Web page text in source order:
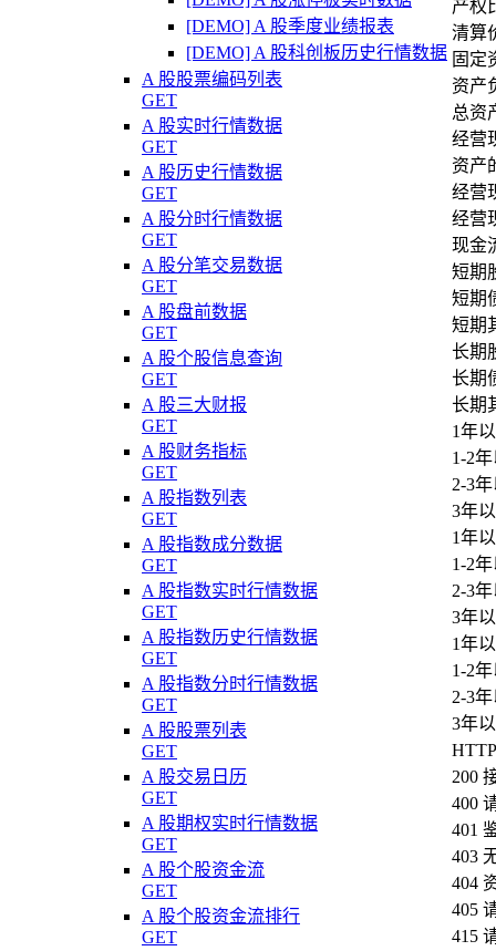
[DEMO] A 股季度业绩报表
[DEMO] A 股科创板历史行情数据
A 股股票编码列表
GET
A 股实时行情数据
GET
A 股历史行情数据
GET
A 股分时行情数据
GET
A 股分笔交易数据
GET
A 股盘前数据
GET
A 股个股信息查询
GET
A 股三大财报
GET
A 股财务指标
GET
A 股指数列表
GET
A 股指数成分数据
GET
A 股指数实时行情数据
GET
A 股指数历史行情数据
GET
A 股指数分时行情数据
GET
A 股股票列表
GET
A 股交易日历
GET
A 股期权实时行情数据
GET
A 股个股资金流
GET
A 股个股资金流排行
GET
产权
清算
固定
资产
总资
经营
资产
经营
经营
现金
短期
短期
短期
长期
长期
长期
1年
1-2
2-3
3年
1年
1-2
2-3
3年
1年
1-2
2-3
3年
200
400
401
403
404
405
415